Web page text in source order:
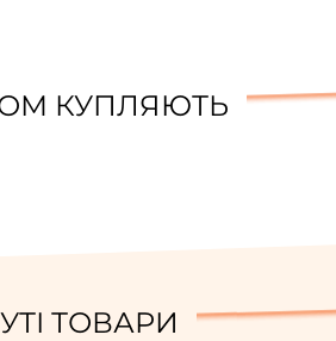
КУПЛЯЮТЬ
ТОВАРИ